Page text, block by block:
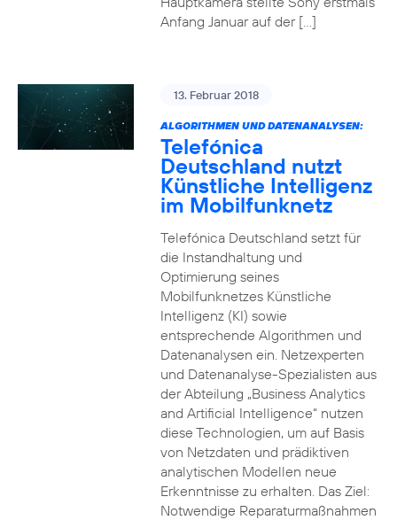
Anfang Januar auf der […]
13. Februar 2018
ALGORITHMEN UND DATENANALYSEN:
Telefónica
Deutschland nutzt
Künstliche Intelligenz
im Mobilfunknetz
Telefónica Deutschland setzt für
die Instandhaltung und
Optimierung seines
Mobilfunknetzes Künstliche
Intelligenz (KI) sowie
entsprechende Algorithmen und
Datenanalysen ein. Netzexperten
und Datenanalyse-Spezialisten aus
der Abteilung „Business Analytics
and Artificial Intelligence“ nutzen
diese Technologien, um auf Basis
von Netzdaten und prädiktiven
analytischen Modellen neue
Erkenntnisse zu erhalten. Das Ziel:
Notwendige Reparaturmaßnahmen